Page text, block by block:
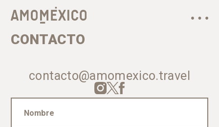
CONTACTO
contacto@amomexico.travel